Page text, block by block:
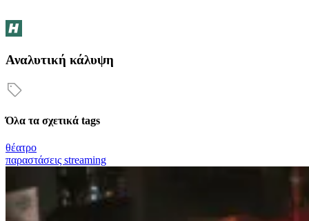
Αναλυτική κάλυψη
Όλα τα σχετικά tags
θέατρο
παραστάσεις streaming